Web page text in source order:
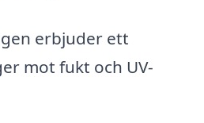
erbjuder ett
mot fukt och UV-